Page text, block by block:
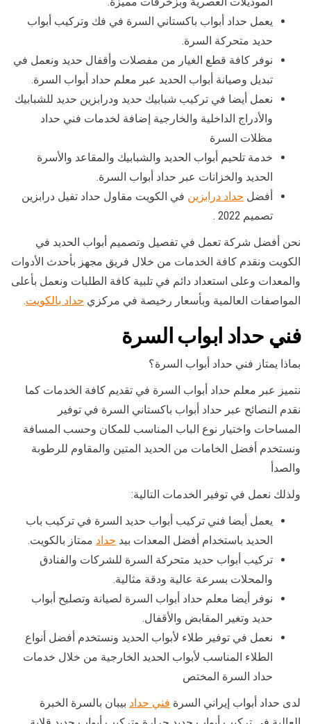
يعمل حداد أبواب باكستاني السرة في فك وتركيب أبواب
حديد متحركة السرة.
نوفر كافة قطع الغيار من مفصلات وأقفال حديد ونعمل في
تبديل وصيانة أبواب الحديد عبر معلم حداد أبواب السرة.
نعمل أيضا في تركيب شبابيك حديد ودرابزين حديد للشبابيك
والأدراج الداخلية والخارجية إضافة لخدمات فني حداد
مظلات السرة
خدمة تلحيم أبواب الحديد والشبابيك والمقاعد والأسرة
الحديد والخزانات عبر حداد أبواب السرة.
أفضل حداد درابزين في الكويت مقاول حداد تفيل درابزين
تصميم 2022 .
نحن أفضل شركة تعمل في تفصيل وتصميم أبواب الحديد في
الكويت ونقدم كافة الخدمات من خلال فريق مجهز بأحدث الأدوات
والمعدات وعلى استعداد دائم في تلبية كافة الطلبات ونعمل بأعلى
المواصفات العالمية وبأسعار رخيصة في مركزي حداد بالكويت.
فني حداد ابواب السرة
بماذا يمتاز فني حداد أبواب السرة؟
نتميز عبر معلم حداد أبواب السرة في تقديم كافة الخدمات كما
نقدم النصائح عبر حداد أبواب باكستاني السرة في توفير
المساحات واختيار نوع الباب المناسب للمكان وحسب المسافة
ونستخدم أفضل الخامات من الحديد المتين والمقاوم للرطوبة
والصدأ
ولذلك نعمل في توفير الخدمات التالية:
يعمل أيضا فني تركيب أبواب حديد السرة في تركيب باب
الحديد باستخدام أفضل المعدات بيد حداد ممتاز بالكويت.
تركيب أبواب حديد متحركة السرة للشركات والفنادق
والمحلات بسرعة عالية ودقة مثالية.
نوفر أيضا معلم حداد أبواب السرة لصيانة وتصليح أبواب
حديد وتغير المقابض والأقفال.
نعمل في توفير طلاء لأبواب الحديد ونستخدم أفضل أنواع
الطلاء المناسب لأبواب الحديد الخارجية من خلال خدمات
حداد السرة المختص
لدى حداد أبواب إيراني السرة فني حداد بيبان بالسرة الخبرة